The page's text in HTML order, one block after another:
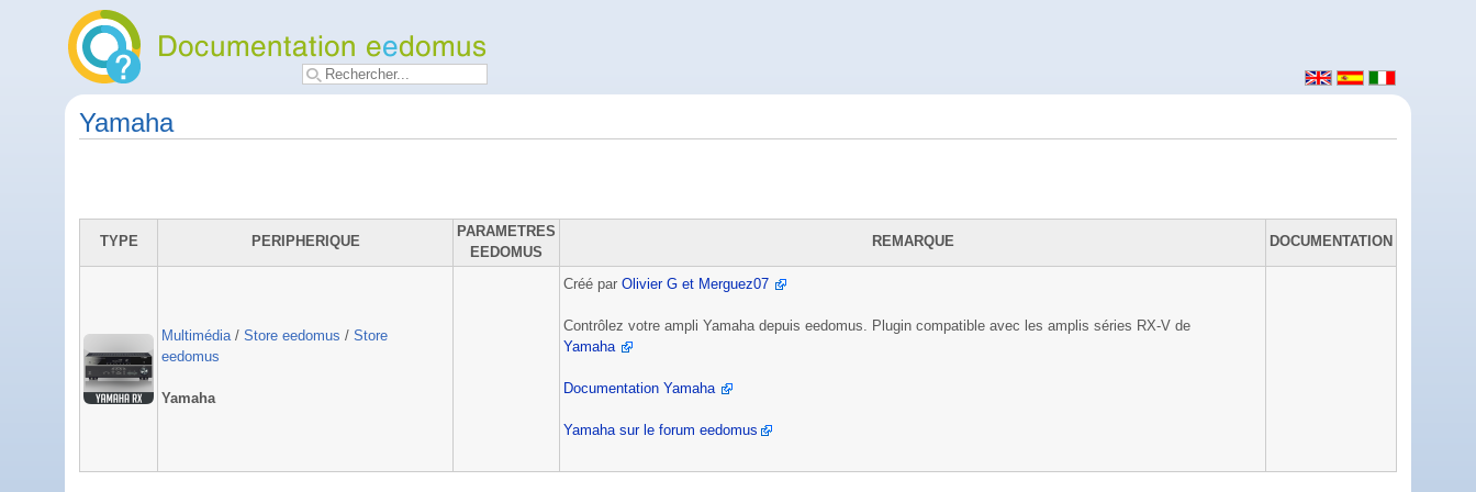
Yamaha
TYPE PERIPHERIQUE
PARAMETRES
EEDOMUS
REMARQUE DOCUMENTATION
Multimédia/ Store eedomus / Store
eedomus
Yamaha
Créé par Olivier G et Merguez07
Contrôlez votre ampli Yamaha depuis eedomus. Plugin compatible avec les amplis séries RX-V de
Yamaha
Documentation Yamaha
Yamaha sur le forum eedomus